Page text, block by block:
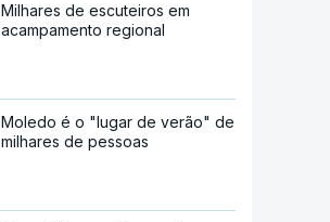
Milhares de escuteiros em
acampamento regional
Moledo é o "lugar de verão" de
milhares de pessoas